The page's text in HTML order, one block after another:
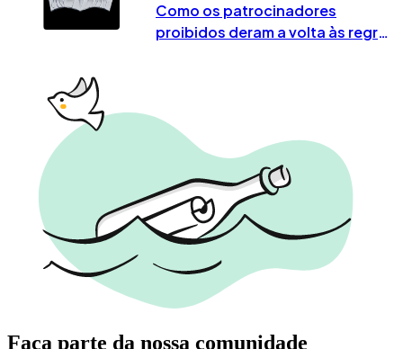
Como os patrocinadores
proibidos deram a volta às regras
Faça parte da nossa comunidade